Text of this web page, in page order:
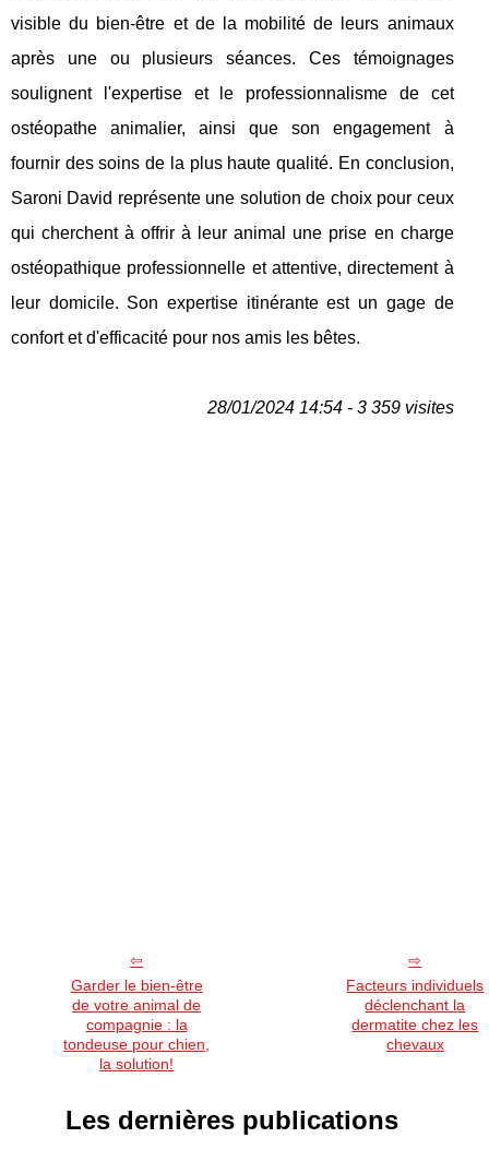
visible du bien-être et de la mobilité de leurs animaux
après une ou plusieurs séances. Ces témoignages
soulignent l'expertise et le professionnalisme de cet
ostéopathe animalier, ainsi que son engagement à
fournir des soins de la plus haute qualité. En conclusion,
Saroni David représente une solution de choix pour ceux
qui cherchent à offrir à leur animal une prise en charge
ostéopathique professionnelle et attentive, directement à
leur domicile. Son expertise itinérante est un gage de
confort et d'efficacité pour nos amis les bêtes.
28/01/2024 14:54 - 3 359 visites
Garder le bien-être
de votre animal de
compagnie : la
tondeuse pour chien,
la solution!
Facteurs individuels
déclenchant la
dermatite chez les
chevaux
Les dernières publications